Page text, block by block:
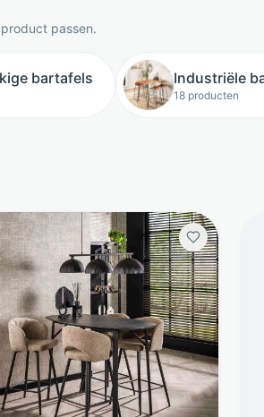
passen.
bartafels Industriële
18 producten